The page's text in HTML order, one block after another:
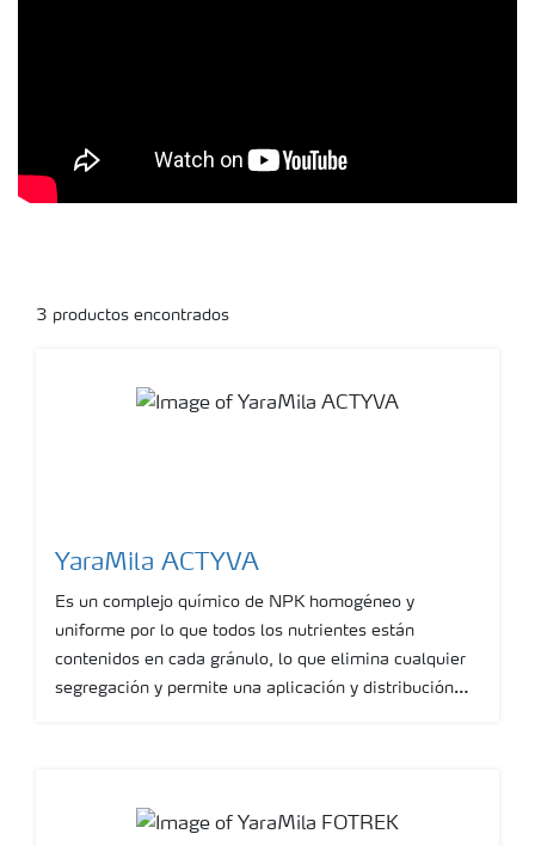
3 productos encontrados
YaraMila ACTYVA
Es un complejo químico de NPK homogéneo y
uniforme por lo que todos los nutrientes están
contenidos en cada gránulo, lo que elimina cualquier
segregación y permite una aplicación y distribución